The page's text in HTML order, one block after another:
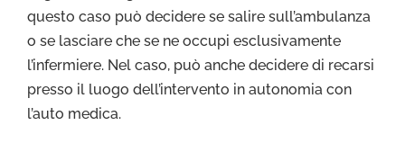
questo caso può decidere se salire sull’ambulanza
o se lasciare che se ne occupi esclusivamente
l’infermiere. Nel caso, può anche decidere di recarsi
presso il luogo dell’intervento in autonomia con
l’auto medica.